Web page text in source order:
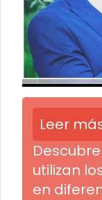
Leer
utilizan
en